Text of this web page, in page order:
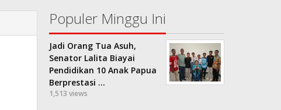
Populer Minggu Ini
Jadi Orang Tua Asuh,
Senator Lalita Biayai
Pendidikan 10 Anak Papua
Berprestasi …
1,513 views